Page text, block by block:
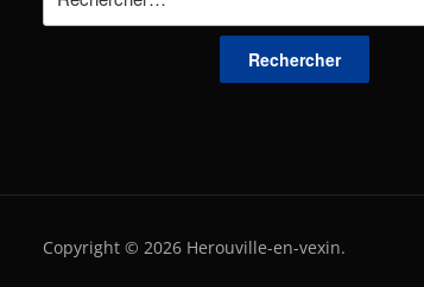
Copyright © 2026 Herouville-en-vexin.